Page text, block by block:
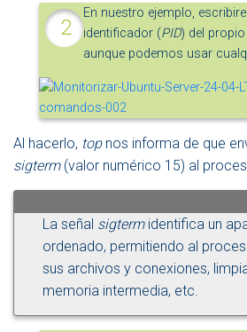
En nuestro ejemplo,
identificador (PID) del
aunque podemos usar
Al hacerlo, topnos informa de que
sigterm(valor numérico 15) al
La señal sigtermidentifica un
ordenado, permitiendo al
sus archivos y conexiones,
memoria intermedia, etc.